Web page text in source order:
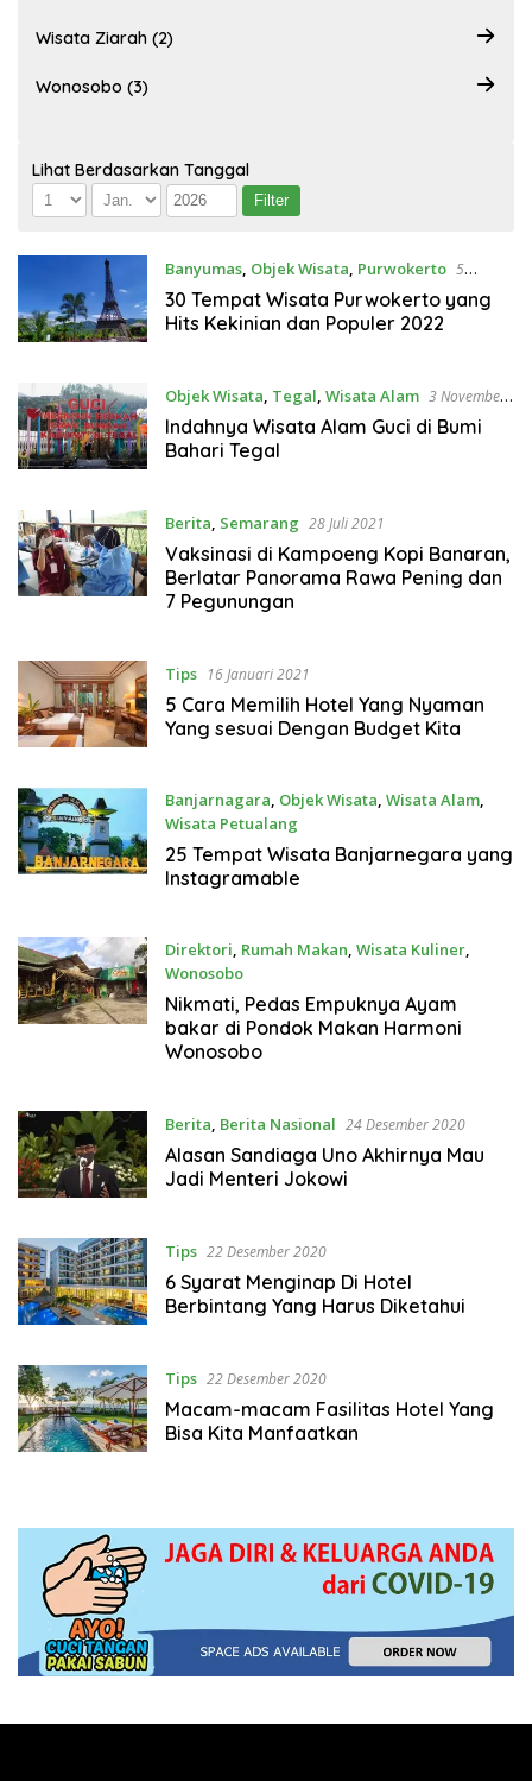
Wisata Ziarah (2)
Wonosobo (3)
Lihat Berdasarkan Tanggal
Banyumas, Objek Wisata, Purwokerto 5
Februari 2022
30 Tempat Wisata Purwokerto yang
Hits Kekinian dan Populer 2022
Objek Wisata, Tegal, Wisata Alam 3 November
2021
Indahnya Wisata Alam Guci di Bumi
Bahari Tegal
Berita, Semarang 28 Juli 2021
Vaksinasi di Kampoeng Kopi Banaran,
Berlatar Panorama Rawa Pening dan
7 Pegunungan
Tips 16 Januari 2021
5 Cara Memilih Hotel Yang Nyaman
Yang sesuai Dengan Budget Kita
Banjarnagara, Objek Wisata, Wisata Alam,
Wisata Petualang
16 Januari 2021
25 Tempat Wisata Banjarnegara yang
Instagramable
Direktori, Rumah Makan, Wisata Kuliner,
Wonosobo
31 Desember 2020
Nikmati, Pedas Empuknya Ayam
bakar di Pondok Makan Harmoni
Wonosobo
Berita, Berita Nasional 24 Desember 2020
Alasan Sandiaga Uno Akhirnya Mau
Jadi Menteri Jokowi
Tips 22 Desember 2020
6 Syarat Menginap Di Hotel
Berbintang Yang Harus Diketahui
Tips 22 Desember 2020
Macam-macam Fasilitas Hotel Yang
Bisa Kita Manfaatkan